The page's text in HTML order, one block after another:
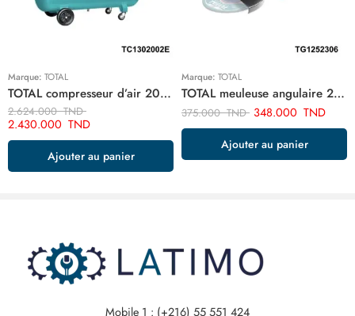
Marque: TOTAL
TOTAL compresseur d’air 200 litre 220v monophase TC1302002E
2.624.000TND
2.430.000 TND
Ajouter au panier
Marque: TOTAL
TOTAL meuleuse angulaire 2400w-230mm TG1252306
375.000TND 348.000 TND
Ajouter au panier
Mobile 1 : (+216) 55 551 424